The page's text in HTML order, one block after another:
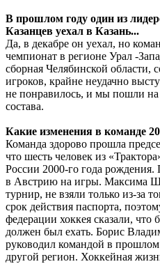
В прошлом году один из
Казанцев уехал в Казань...
Да, в декабре он уехал, но
чемпионат в регионе Урал -
сборная Челябинской области,
игроков, крайне неудачно
не понравилось, и мы пошли на
состава.
Какие изменения в команде
Команда здорово прошла
что шесть человек из
России 2000-го года рождения.
в Австрию на игры. Максима
турнир, не взяли только из-за
срок действия паспорта,
федерации хоккея сказали,
должен был ехать. Борис
руководил командой в прошлом
другой регион. Хоккейная